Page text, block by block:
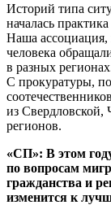
Историй типа
началась
Наша
человека
в разных
С прокуратуры,
из Свердловской,
регионов.
«СП»: В этом
по вопросам
гражданства и
изменится к